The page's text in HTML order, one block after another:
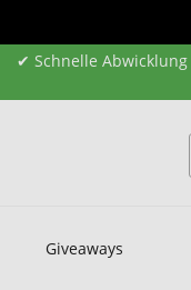
✔ Schnelle Abwicklung
Giveaways